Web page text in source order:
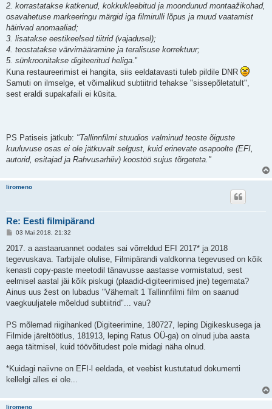
2. korrastatakse katkenud, kokkukleebitud ja moondunud montaažikohad,
osavahetuse markeeringu märgid iga filmirulli lõpus ja muud vaatamist
häirivad anomaaliad;
3. lisatakse eestikeelsed tiitrid (vajadusel);
4. teostatakse värvimääramine ja teralisuse korrektuur;
5. sünkroonitakse digiteeritud heliga. "
Kuna restaureerimist ei hangita, siis eeldatavasti tuleb pildile DNR
Samuti on ilmselge, et võimalikud subtiitrid tehakse "sissepõletatult",
sest eraldi supakafaili ei küsita.
PS Patiseis jätkub: "Tallinnfilmi stuudios valminud teoste õiguste
kuuluvuse osas ei ole jätkuvalt selgust, kuid erinevate osapoolte (EFI,
autorid, esitajad ja Rahvusarhiiv) koostöö sujus tõrgeteta."
liromeno
Re: Eesti filmipärand
P
s
i
t
s
03 Mai 2018, 21:32
2017. a aastaaruannet oodates sai võrreldud EFI 2017* ja 2018
tegevuskava. Tarbijale olulise, Filmipärandi valdkonna tegevused on kõik
kenasti copy-paste meetodil tänavusse aastasse vormistatud, sest
eelmisel aastal jäi kõik piskugi (plaadid-digiteerimised jne) tegemata?
Ainus uus žest on lubadus "Vähemalt 1 Tallinnfilmi film on saanud
vaegkuuljatele mõeldud subtiitrid"... vau?
PS mõlemad riigihanked (Digiteerimine, 180727, leping Digikeskusega ja
Filmide järeltöötlus, 181913, leping Ratus OÜ-ga) on olnud juba aasta
aega täitmisel, kuid töövõitudest pole midagi näha olnud.
*Kuidagi naiivne on EFI-l eeldada, et veebist kustutatud dokumenti
kellelgi alles ei ole...
liromeno